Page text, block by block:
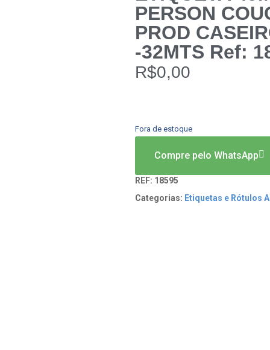
PERSON
PROD
-32MTS Ref:
R$0,00
Fora de estoque
Compre pelo WhatsApp
REF: 18595
Categorias: Etiquetas e Rótulos